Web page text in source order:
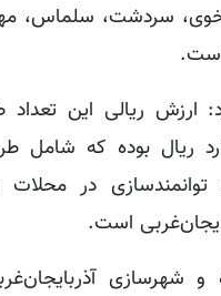
خوی، سردشت، سلماس،
ریال بوده که شامل
توانمندسازی در محلات
است.
و شهرسازی